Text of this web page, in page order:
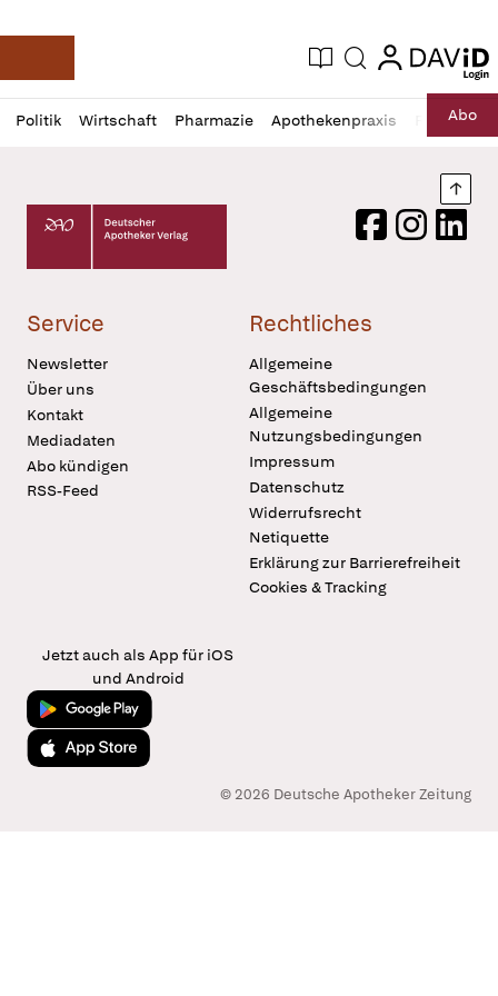
Deutsche Apotheker Zeitung
Aktuelle Ausgabe
Suche login
login
Politik Wirtschaft Pharmazie Apothekenpraxis RechtAbo
Profil
öffnen
Daz
Pur
Deutscher Apotheker Verlag Logo
FacebookInstagram
Service
Newsletter
Über uns
Kontakt
Mediadaten
Abo kündigen
RSS-Feed
Rechtliches
Allgemeine
Geschäftsbedingungen
Allgemeine
Nutzungsbedingungen
Impressum
Datenschutz
Widerrufsrecht
Netiquette
Erklärung zur Barrierefreiheit
Cookies & Tracking
Jetzt auch als App für iOS
und Android
Jetzt bei Google Play
Laden im App Store
© 2026 Deutsche Apotheker Zeitung